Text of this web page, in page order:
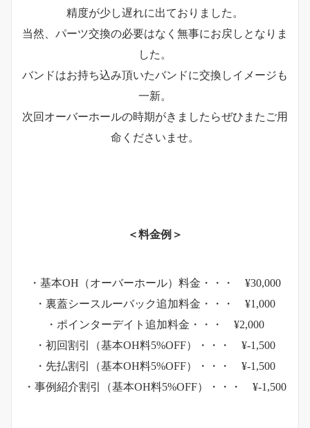
精度が少し遅れに出ておりました。
当然、パーツ交換の必要はなく無事にお戻しとなりま
した。
バンドはお持ち込み頂いたバンドに交換しイメージも
一新。
次回オーバーホールの時期がきましたらぜひまたご用
命くださいませ。
＜料金例＞
・基本OH（オーバーホール）料金・・・ ¥30,000
・裏蓋シースルーバック追加料金・・・ ¥1,000
・ポインターデイト追加料金・・・ ¥2,000
・初回割引（基本OH料5%OFF）・・・ ¥-1,500
・先払割引（基本OH料5%OFF）・・・ ¥-1,500
・事例紹介割引（基本OH料5%OFF）・・・ ¥-1,500